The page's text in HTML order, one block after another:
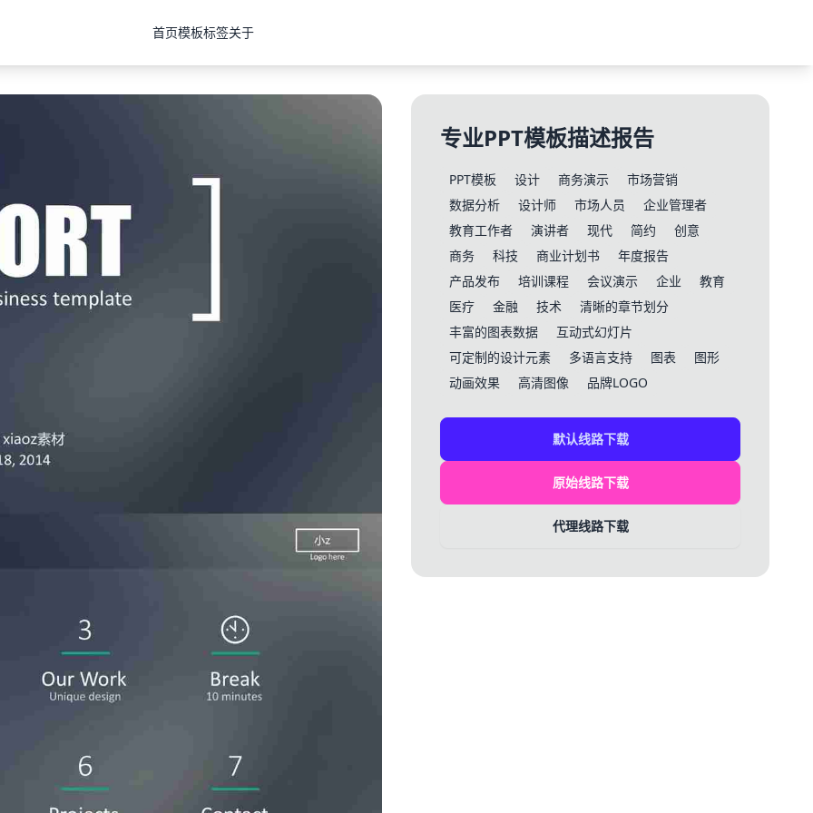
首页模板标签关于
专业PPT模板描述报告
PPT模板 设计 商务演示
市场营销
数据分析
设计师 市场人员
企业管理者
教育工作者
演讲者 现代 简约
创意
商务
科技 商业计划书
年度报告
产品发布
培训课程 会议演示 企业
教育
医疗
金融 技术
清晰的章节划分
丰富的图表数据
互动式幻灯片
可定制的设计元素
多语言支持 图表
图形
动画效果
高清图像 品牌LOGO
默认线路下载
原始线路下载
代理线路下载
确认下载 取消